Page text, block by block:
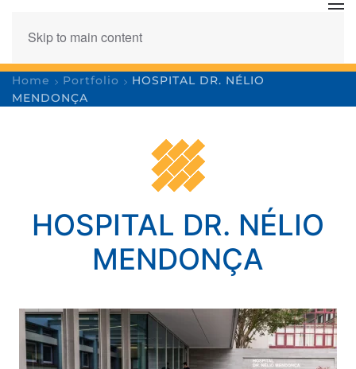
Skip to main content
Home Portfolio
HOSPITAL DR. NÉLIO
MENDONÇA
HOSPITAL DR. NÉLIO
MENDONÇA